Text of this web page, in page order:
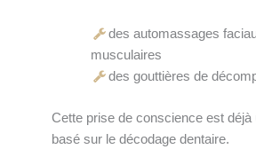
des automassages
musculaires
des gouttières de
Cette prise de conscience est déjà
basé sur le décodage dentaire.